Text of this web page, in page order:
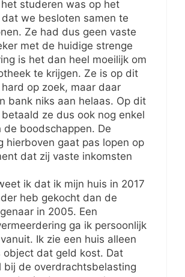
studeren was op het
we besloten samen te
Ze had dus geen vaste
met de huidige strenge
is het dan heel moeilijk om
te krijgen. Ze is op dit
op zoek, maar daar
bank niks aan helaas. Op dit
ze dus ook nog enkel
de boodschappen. De
hierboven gaat pas lopen op
dat zij vaste inkomsten
ik dat ik mijn huis in 2017
heb gekocht dan de
in 2005. Een
ga ik persoonlijk
Ik zie een huis alleen
object dat geld kost. Dat
bij de overdrachtsbelasting